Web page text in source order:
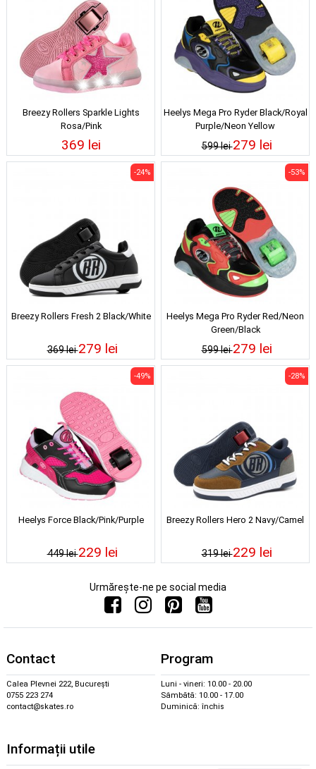
Breezy Rollers Sparkle Lights
Rosa/Pink
369 lei
Heelys Mega Pro Ryder Black/Royal
Purple/Neon Yellow
599 lei279 lei
Breezy Rollers Fresh 2 Black/White
369 lei
-24%
279 lei
Heelys Mega Pro Ryder Red/Neon
Green/Black
599 lei
-53%
279 lei
Heelys Force Black/Pink/Purple
449 lei
-49%
229 lei
Breezy Rollers Hero 2 Navy/Camel
319 lei
-28%
229 lei
Urmărește-ne pe social media
Contact
Calea Plevnei 222, București
0755 223 274
contact@skates.ro
Program
Luni - vineri: 10.00 - 20.00
Sâmbătă: 10.00 - 17.00
Duminică: închis
Informații utile